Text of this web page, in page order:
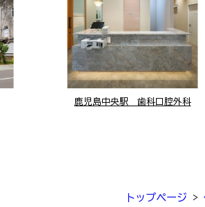
鹿児島中央駅 歯科口腔外科
トップページ >